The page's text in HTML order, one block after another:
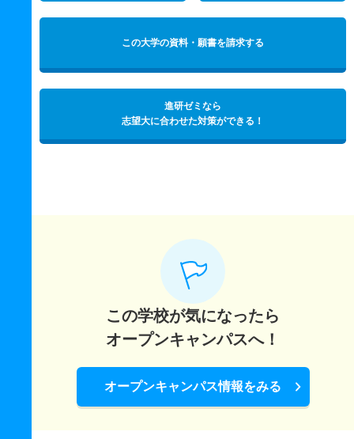
この大学の資料・願書を請求する
進研ゼミなら
志望大に合わせた対策ができる！
この学校が気になったら
オープンキャンパスへ！
オープンキャンパス情報をみる